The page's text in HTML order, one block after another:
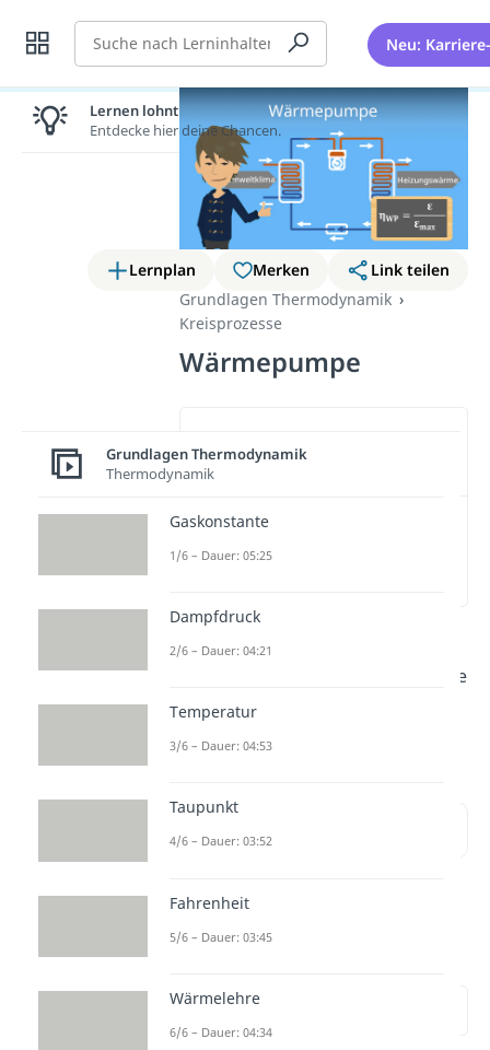
Suche Neu:
Lernplan Merken
Link teilen
Grundlagen Thermodynamik
Kreisprozesse
Wärmepumpe
Video
Was ist eine
wie funktioniert sie? Alles Wichtige
darüber erfährst du hier und in
diesemVideo
Was ist eine
Lernen lohnt sich!
Entdecke hier deine Chancen.
Grundlagen Thermodynamik
Thermodynamik
Gaskonstante
1/6 – Dauer: 05:25
Dampfdruck
2/6 – Dauer: 04:21
Temperatur
3/6 – Dauer: 04:53
Taupunkt
4/6 – Dauer: 03:52
Fahrenheit
5/6 – Dauer: 03:45
Wärmelehre
6/6 – Dauer: 04:34